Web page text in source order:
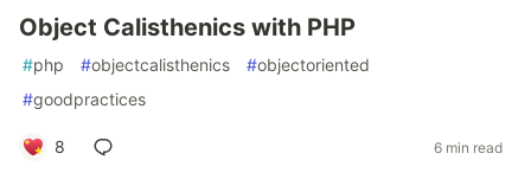
Object Calisthenics with PHP
#php #objectcalisthenics #objectoriented
#goodpractices
8 6 min read